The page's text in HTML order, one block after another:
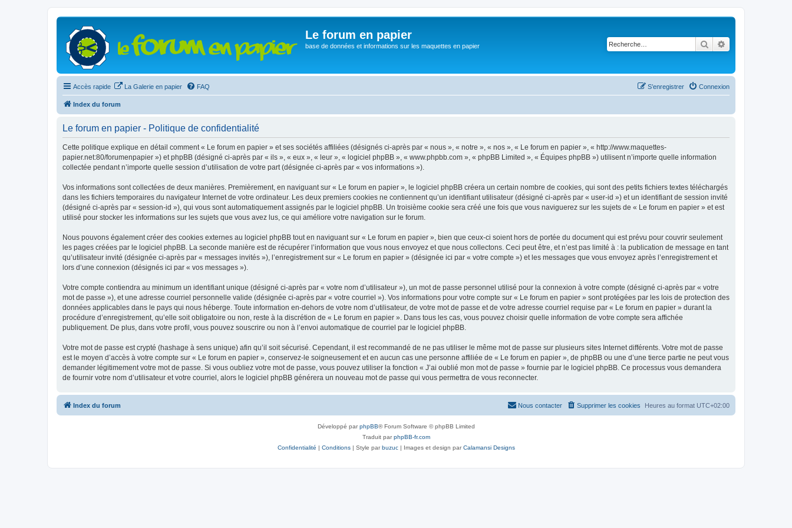
Le forum en papier
base de données et informations sur les maquettes en papier Rechercher
Accès rapide La Galerie en papier FAQ Connexion
S’enregistrer
Index du forum
Le forum en papier - Politique de confidentialité
Cette politique explique en détail comment « Le forum en papier » et ses sociétés affiliées (désignés ci-après par « nous », « notre », « nos », « Le forum en papier », « http://www.maquettes-
papier.net:80/forumenpapier ») et phpBB (désigné ci-après par « ils », « eux », « leur », « logiciel phpBB », « www.phpbb.com », « phpBB Limited », « Équipes phpBB ») utilisent n’importe quelle information
collectée pendant n’importe quelle session d’utilisation de votre part (désignée ci-après par « vos informations »).
Vos informations sont collectées de deux manières. Premièrement, en naviguant sur « Le forum en papier », le logiciel phpBB créera un certain nombre de cookies, qui sont des petits fichiers textes téléchargés
dans les fichiers temporaires du navigateur Internet de votre ordinateur. Les deux premiers cookies ne contiennent qu’un identifiant utilisateur (désigné ci-après par « user-id ») et un identifiant de session invité
(désigné ci-après par « session-id »), qui vous sont automatiquement assignés par le logiciel phpBB. Un troisième cookie sera créé une fois que vous naviguerez sur les sujets de « Le forum en papier » et est
utilisé pour stocker les informations sur les sujets que vous avez lus, ce qui améliore votre navigation sur le forum.
Nous pouvons également créer des cookies externes au logiciel phpBB tout en naviguant sur « Le forum en papier », bien que ceux-ci soient hors de portée du document qui est prévu pour couvrir seulement
les pages créées par le logiciel phpBB. La seconde manière est de récupérer l’information que vous nous envoyez et que nous collectons. Ceci peut être, et n’est pas limité à : la publication de message en tant
qu’utilisateur invité (désignée ci-après par « messages invités »), l’enregistrement sur « Le forum en papier » (désignée ici par « votre compte ») et les messages que vous envoyez après l’enregistrement et
lors d’une connexion (désignés ici par « vos messages »).
Votre compte contiendra au minimum un identifiant unique (désigné ci-après par « votre nom d’utilisateur »), un mot de passe personnel utilisé pour la connexion à votre compte (désigné ci-après par « votre
mot de passe »), et une adresse courriel personnelle valide (désignée ci-après par « votre courriel »). Vos informations pour votre compte sur « Le forum en papier » sont protégées par les lois de protection des
données applicables dans le pays qui nous héberge. Toute information en-dehors de votre nom d’utilisateur, de votre mot de passe et de votre adresse courriel requise par « Le forum en papier » durant la
procédure d’enregistrement, qu’elle soit obligatoire ou non, reste à la discrétion de « Le forum en papier ». Dans tous les cas, vous pouvez choisir quelle information de votre compte sera affichée
publiquement. De plus, dans votre profil, vous pouvez souscrire ou non à l’envoi automatique de courriel par le logiciel phpBB.
Votre mot de passe est crypté (hashage à sens unique) afin qu’il soit sécurisé. Cependant, il est recommandé de ne pas utiliser le même mot de passe sur plusieurs sites Internet différents. Votre mot de passe
est le moyen d’accès à votre compte sur « Le forum en papier », conservez-le soigneusement et en aucun cas une personne affiliée de « Le forum en papier », de phpBB ou une d’une tierce partie ne peut vous
demander légitimement votre mot de passe. Si vous oubliez votre mot de passe, vous pouvez utiliser la fonction « J’ai oublié mon mot de passe » fournie par le logiciel phpBB. Ce processus vous demandera
de fournir votre nom d’utilisateur et votre courriel, alors le logiciel phpBB générera un nouveau mot de passe qui vous permettra de vous reconnecter.
Index du forum Heures au format UTC+02:00
Supprimer les cookies
Nous contacter
Développé parphpBB® Forum Software © phpBB Limited
Traduit parphpBB-fr.com
Confidentialité | Conditions| Style parbuzuc| Images et design parCalamansi Designs